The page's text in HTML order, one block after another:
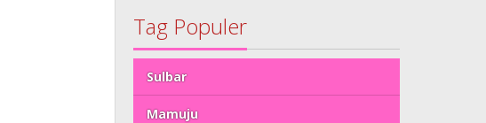
Tag Populer
Sulbar
Mamuju